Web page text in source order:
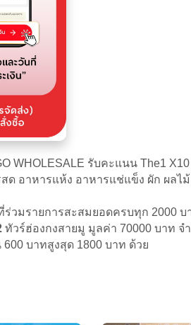
รับคะแนน The1
อาหารแห้ง อาหารแช่แข็ง ผัก ผลไม้
วมรายการสะสมยอดครบทุก 2000
ทัวร์ฮ่องกงสายมู มูลค่า 70000 บาท จ
บาทสูงสุด 1800 บาท ด้วย